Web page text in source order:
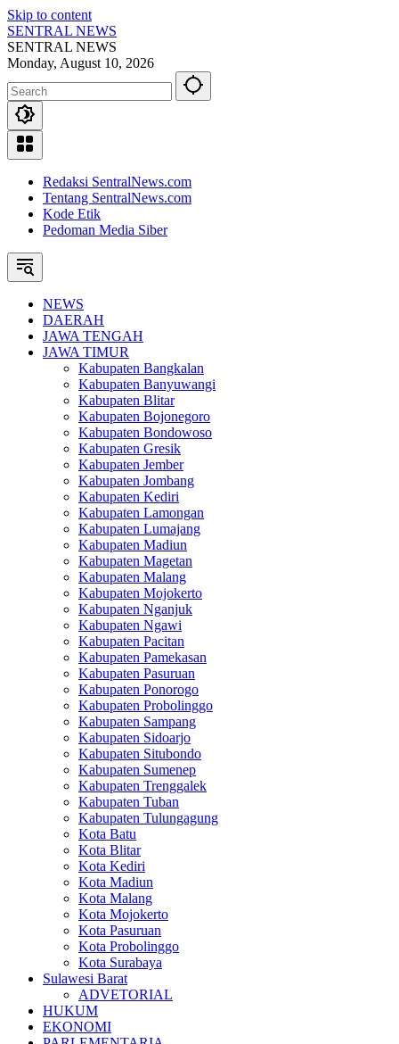
Skip to content
SENTRAL NEWS
SENTRAL NEWS
Monday, August 10, 2026
Redaksi SentralNews.com
Tentang SentralNews.com
Kode Etik
Pedoman Media Siber
NEWS
DAERAH
JAWA TENGAH
JAWA TIMUR
Kabupaten Bangkalan
Kabupaten Banyuwangi
Kabupaten Blitar
Kabupaten Bojonegoro
Kabupaten Bondowoso
Kabupaten Gresik
Kabupaten Jember
Kabupaten Jombang
Kabupaten Kediri
Kabupaten Lamongan
Kabupaten Lumajang
Kabupaten Madiun
Kabupaten Magetan
Kabupaten Malang
Kabupaten Mojokerto
Kabupaten Nganjuk
Kabupaten Ngawi
Kabupaten Pacitan
Kabupaten Pamekasan
Kabupaten Pasuruan
Kabupaten Ponorogo
Kabupaten Probolinggo
Kabupaten Sampang
Kabupaten Sidoarjo
Kabupaten Situbondo
Kabupaten Sumenep
Kabupaten Trenggalek
Kabupaten Tuban
Kabupaten Tulungagung
Kota Batu
Kota Blitar
Kota Kediri
Kota Madiun
Kota Malang
Kota Mojokerto
Kota Pasuruan
Kota Probolinggo
Kota Surabaya
Sulawesi Barat
ADVETORIAL
HUKUM
EKONOMI